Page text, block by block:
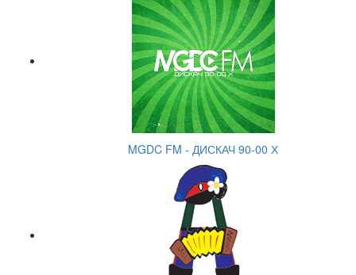
MGDC FM - ДИСКАЧ 90-00 Х